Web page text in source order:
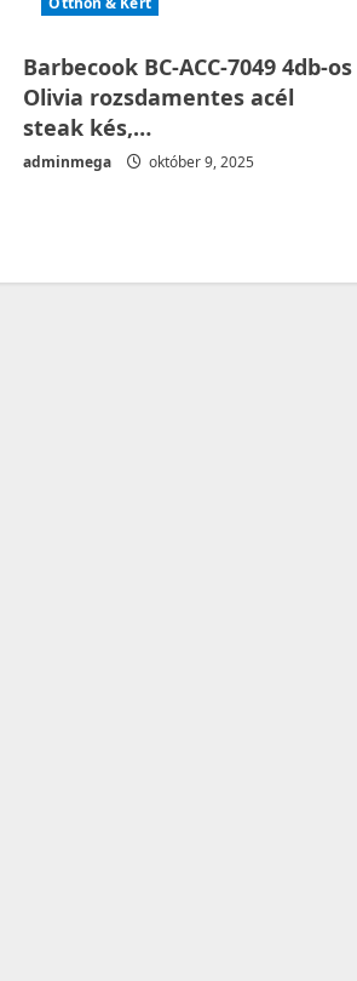
Barbecook BC-ACC-7049 4db-os
Olivia rozsdamentes acél
steak kés,…
adminmega október 9, 2025